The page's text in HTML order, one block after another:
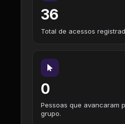
36
Total de acessos
0
Pessoas que avancaram
grupo.